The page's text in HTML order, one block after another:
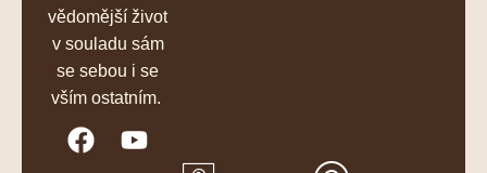
vědomější život
v souladu sám
se sebou i se
vším ostatním.